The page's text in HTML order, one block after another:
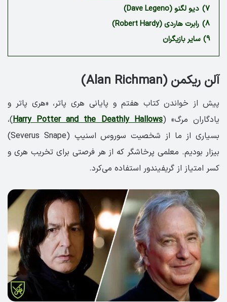
7) دیو لگنو (Dave Legeno)
8) رابرت هاردی (Robert Hardy)
9) سایر بازیگران
آلن ریکمن (Alan Richman)
پیش از خواندن کتاب هفتم و پایانی هری پاتر، «هری پاتر و
یادگاران مرگ» (Harry Potter and the Deathly Hallows)،
بسیاری از ما از شخصیت سوروس اسنیپ (Severus Snape)
بیزار بودیم. معلمی پرخاشگر که از هر فرصتی برای تخریب هری و
کسر امتیاز از گریفیندور استفاده می‌کرد.